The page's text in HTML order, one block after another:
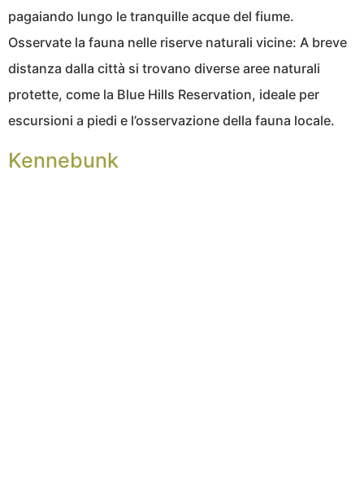
pagaiando lungo le tranquille acque del fiume.
Osservate la fauna nelle riserve naturali vicine: A breve
distanza dalla città si trovano diverse aree naturali
protette, come la Blue Hills Reservation, ideale per
escursioni a piedi e l’osservazione della fauna locale.
Kennebunk